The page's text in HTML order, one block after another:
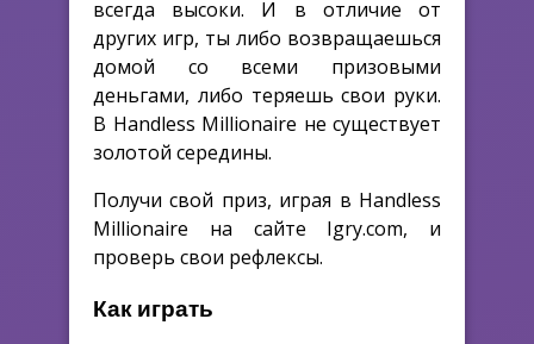
всегда высоки. И в отличие от
других игр, ты либо возвращаешься
домой со всеми призовыми
деньгами, либо теряешь свои руки.
В Handless Millionaire не существует
золотой середины.
Получи свой приз, играя в Handless
Millionaire на сайте Igry.com, и
проверь свои рефлексы.
Как играть